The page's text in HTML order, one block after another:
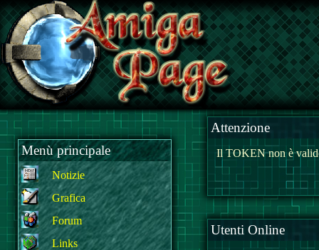
Menù principale
Notizie
Grafica
Forum
Links
Attenzione
Il TOKEN non è
Utenti Online